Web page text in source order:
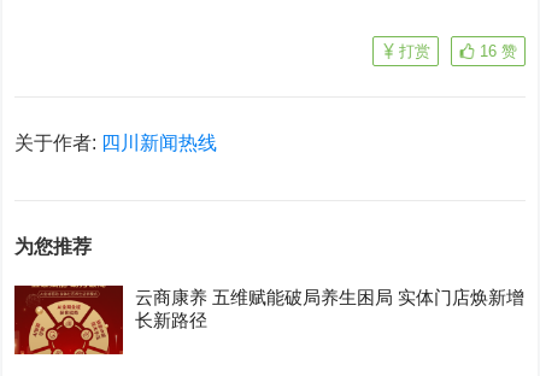
16 赞
打赏
关于作者: 四川新闻热线
为您推荐
云商康养 五维赋能破局养生困局 实体门店焕新增
长新路径